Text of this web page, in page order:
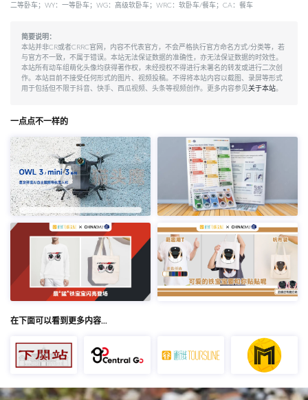
二等卧车；WY：一等卧车；WG：高级软卧车；WRC：软卧车/餐车；CA：餐车
简要说明：
本站并非CR或者CRRC官网，内容不代表官方，不会严格执行官方命名方式/分类等，若
与官方不一致，不属于错误。本站无法保证数据的准确性，亦无法保证数据的时效性。
本站所有动车组萌化头像均获得著作权，未经授权不得进行未署名的转发或进行二次创
作。本站目前不接受任何形式的图片、视频投稿。不得将本站内容以截图、录屏等形式
用于包括但不限于抖音、快手、西瓜视频、头条等视频创作。更多内容参见关于本站。
一点点不一样的
在下面可以看到更多内容…